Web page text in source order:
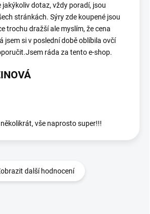
dotaz, vždy poradí, jsou
stránkách. Sýry zde koupené jsou
trochu dražší ale myslím, že cena
jsem si v poslední době oblíbila ovčí
ráda za tento e-shop.
vše naprosto super!!!
další hodnocení